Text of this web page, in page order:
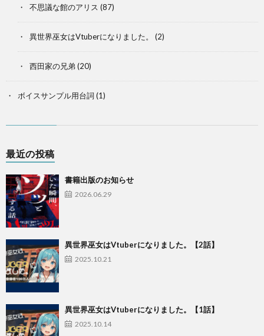
不思議な館のアリス (87)
異世界巫女はVtuberになりました。 (2)
西田家の兄弟(20)
ボイスサンプル用台詞 (1)
最近の投稿
書籍出版のお知らせ
2026.06.29
異世界巫女はVtuberになりました。【2話】
2025.10.21
異世界巫女はVtuberになりました。【1話】
2025.10.14